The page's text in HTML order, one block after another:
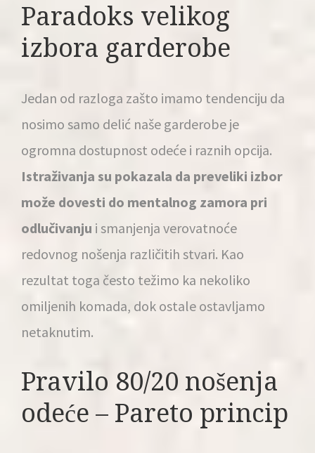
Paradoks velikog
izbora garderobe
Jedan od razloga zašto imamo tendenciju da
nosimo samo delić naše garderobe je
ogromna dostupnost odeće i raznih opcija.
Istraživanja su pokazala da preveliki izbor
može dovesti do mentalnog zamora pri
odlučivanju i smanjenja verovatnoće
redovnog nošenja različitih stvari. Kao
rezultat toga često težimo ka nekoliko
omiljenih komada, dok ostale ostavljamo
netaknutim.
Pravilo 80/20 nošenja
odeće – Pareto princip